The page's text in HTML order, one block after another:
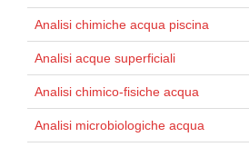
Analisi chimiche acqua piscina
Analisi acque superficiali
Analisi chimico-fisiche acqua
Analisi microbiologiche acqua